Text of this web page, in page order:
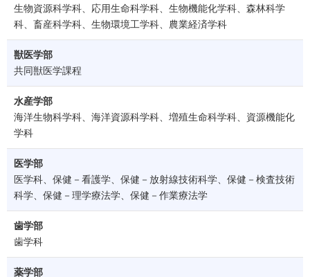
生物資源科学科、応用生命科学科、生物機能化学科、森林科学
科、畜産科学科、生物環境工学科、農業経済学科
獣医学部
共同獣医学課程
水産学部
海洋生物科学科、海洋資源科学科、増殖生命科学科、資源機能化
学科
医学部
医学科、保健－看護学、保健－放射線技術科学、保健－検査技術
科学、保健－理学療法学、保健－作業療法学
歯学部
歯学科
薬学部